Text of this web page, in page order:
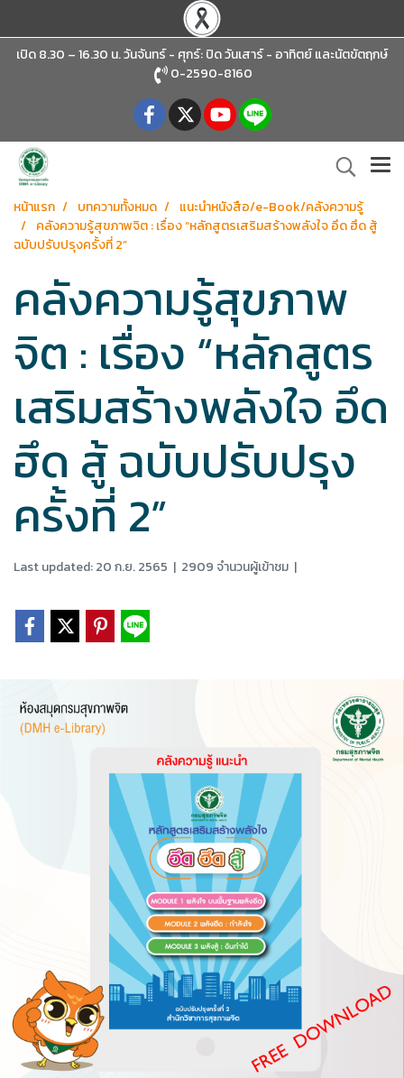
เปิด 8.30 – 16.30 น. วันจันทร์ - ศุกร์: ปิด วันเสาร์ - อาทิตย์และนัตขัตฤกษ์
0-2590-8160
หน้าแรก บทความทั้งหมด
แนะนำหนังสือ/e-Book/คลังความรู้
คลังความรู้สุขภาพจิต : เรื่อง “หลักสูตรเสริมสร้างพลังใจ อึด ฮึด สู้
ฉบับปรับปรุงครั้งที่ 2”
คลังความรู้สุขภาพ
จิต : เรื่อง “หลักสูตร
เสริมสร้างพลังใจ อึด
ฮึด สู้ ฉบับปรับปรุง
ครั้งที่ 2”
Last updated: 20 ก.ย. 2565 | 2909 จำนวนผู้เข้าชม |